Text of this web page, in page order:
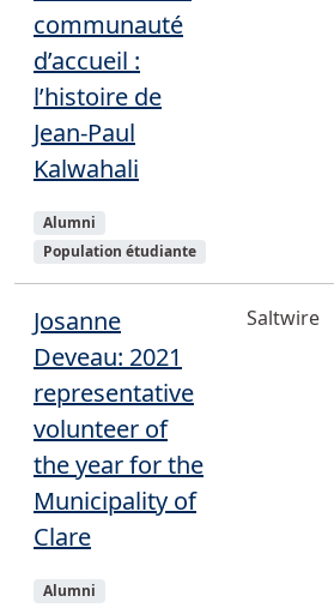
communauté
d’accueil :
l’histoire de
Jean-Paul
Kalwahali
Sujets
Alumni
Population étudiante
Josanne
Deveau: 2021
representative
volunteer of
the year for the
Municipality of
Clare
Sujets
Alumni
Saltwire